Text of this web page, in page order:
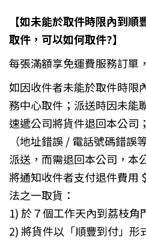
【如未能於取件時限內到
取件，可以如何取件?】
每張滿額享免運費服務訂單
如因收件者未能於取件時限
務中心取件；派送時因未能
速遞公司將貨件退回本公司
（地址錯誤 / 電話號碼錯誤
派送，而需退回本公司，本
將通知收件者支付退件費用
法之一取貨：
1) 於７個工作天內到荔枝角
2) 將貨件以「順豐到付」形